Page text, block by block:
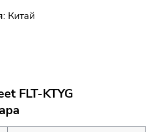
Китай
FLT-KTYG